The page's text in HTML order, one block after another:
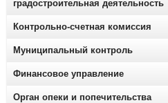
градостроительная деятельность
Контрольно-счетная комиссия
Муниципальный контроль
Финансовое управление
Орган опеки и попечительства